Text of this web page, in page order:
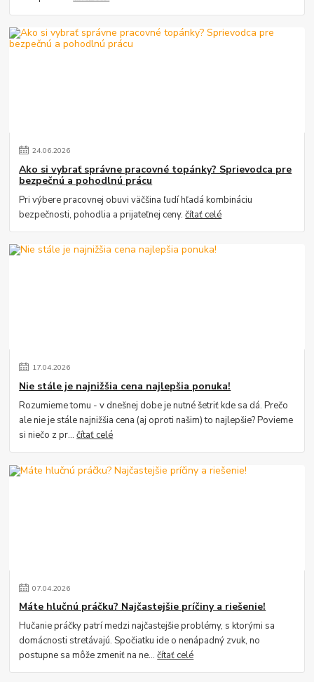
24.06.2026
Ako si vybrať správne pracovné topánky? Sprievodca pre
bezpečnú a pohodlnú prácu
Pri výbere pracovnej obuvi väčšina ľudí hľadá kombináciu
bezpečnosti, pohodlia a prijateľnej ceny.čítať celé
17.04.2026
Nie stále je najnižšia cena najlepšia ponuka!
Rozumieme tomu - v dnešnej dobe je nutné šetriť kde sa dá. Prečo
ale nie je stále najnižšia cena (aj oproti našim) to najlepšie? Povieme
si niečo z pr...čítať celé
07.04.2026
Máte hlučnú práčku? Najčastejšie príčiny a riešenie!
Hučanie práčky patrí medzi najčastejšie problémy, s ktorými sa
domácnosti stretávajú. Spočiatku ide o nenápadný zvuk, no
postupne sa môže zmeniť na ne...čítať celé